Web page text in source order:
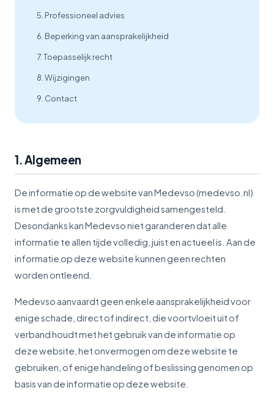
5. Professioneel advies
6. Beperking van aansprakelijkheid
7. Toepasselijk recht
8. Wijzigingen
9. Contact
1. Algemeen
De informatie op de website van Medevso (medevso.nl)
is met de grootste zorgvuldigheid samengesteld.
Desondanks kan Medevso niet garanderen dat alle
informatie te allen tijde volledig, juist en actueel is. Aan de
informatie op deze website kunnen geen rechten
worden ontleend.
Medevso aanvaardt geen enkele aansprakelijkheid voor
enige schade, direct of indirect, die voortvloeit uit of
verband houdt met het gebruik van de informatie op
deze website, het onvermogen om deze website te
gebruiken, of enige handeling of beslissing genomen op
basis van de informatie op deze website.